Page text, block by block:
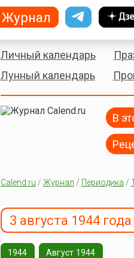
Личный календарь
Лунный календарь
В
Calend.ru / Журнал / Периодика /
3 августа 1944 года
1944 Август 1944
Журнал